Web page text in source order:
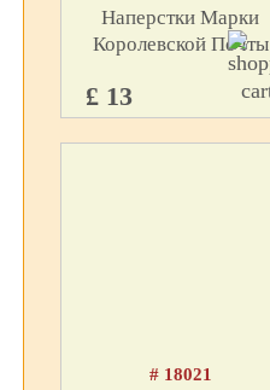
Наперстки Марки
Королевской Почты
£ 13
# 18021